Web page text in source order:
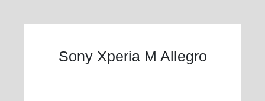
Sony Xperia M Allegro